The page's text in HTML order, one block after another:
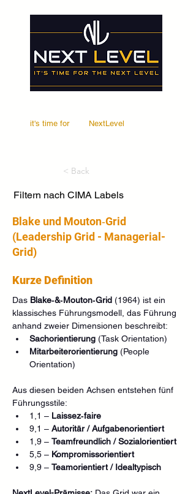
it's time for NextLevel
< Back
Filtern nach CIMA Labels
Blake und Mouton‑Grid
(Leadership Grid - Managerial-
Grid)
Kurze Definition
Das Blake‑&‑Mouton‑Grid (1964) ist ein
klassisches Führungsmodell, das Führung
anhand zweier Dimensionen beschreibt:
Sachorientierung (Task Orientation)
Mitarbeiterorientierung (People
Orientation)
Aus diesen beiden Achsen entstehen fünf
Führungsstile:
1,1 – Laissez‑faire
9,1 – Autoritär / Aufgabenorientiert
1,9 – Teamfreundlich / Sozialorientiert
5,5 – Kompromissorientiert
9,9 – Teamorientiert / Idealtypisch